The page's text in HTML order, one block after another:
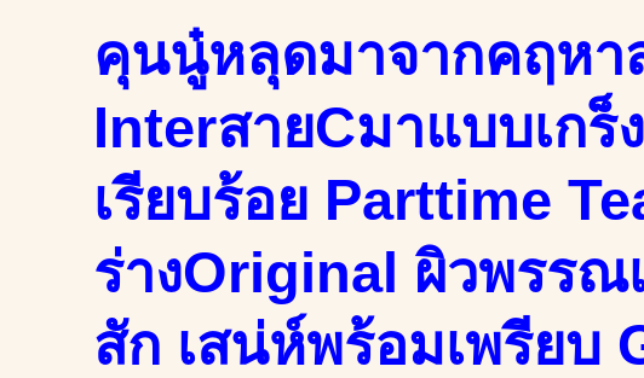
คุนนู๋หลุดมาจากคฤหา
InterสายCมาแบบเกร็
เรียบร้อย Parttime
ร่างOriginal ผิวพรรณ
สัก เสน่ห์พร้อมเพรียบ